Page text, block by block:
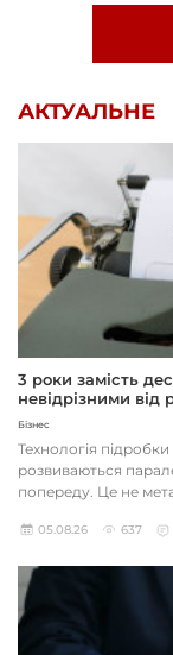
АКТУАЛЬНЕ
3 роки замість
невідрізними від
Бізнес
Технологія підробки
розвиваються
попереду. Це не
05.08.26 637